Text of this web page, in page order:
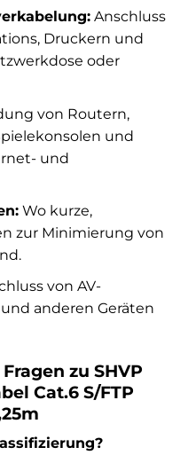
Anschluss
Druckern und
oder
von Routern,
und
und
Wo kurze,
zur Minimierung von
von AV-
anderen Geräten
zu SHVP
Cat.6 S/FTP